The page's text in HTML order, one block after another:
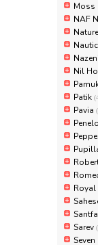
Moss
NAF
Nil
Patik
Pavia
Royal
Sarev